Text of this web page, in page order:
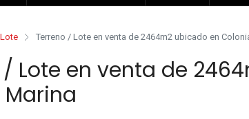
Terreno / Lote en venta de 2464m2 ubicado en
/ Lote en venta de